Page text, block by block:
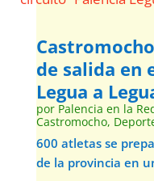
de salida en
Legua a
por Palencia en la
Castromocho,
600 atletas se
de la provincia en